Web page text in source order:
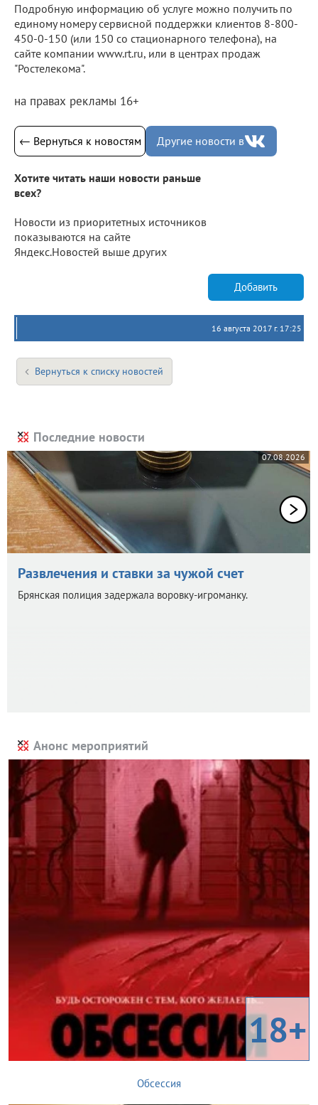
Подробную информацию об услуге можно получить по
единому номеру сервисной поддержки клиентов 8-800-
450-0-150 (или 150 со стационарного телефона), на
сайте компании www.rt.ru, или в центрах продаж
"Ростелекома".
на правах рекламы 16+
← Вернуться к новостям Другие новости в
Хотите читать наши новости раньше
всех?
Новости из приоритетных источников
показываются на сайте
Яндекс.Новостей выше других
Добавить
16 августа 2017 г. 17:25
Вернуться к списку новостей
Последние новости
07.08.2026
Развлечения и ставки за чужой счет
Брянская полиция задержала воровку-игроманку.
Анонс мероприятий
18+
Обсессия